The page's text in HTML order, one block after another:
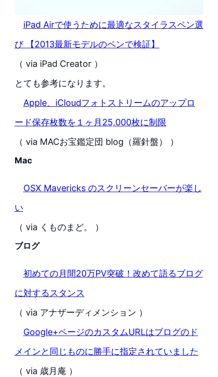
iPad Airで使うために最適なスタイラスペン選
び 【2013最新モデルのペンで検証】
（ via iPad Creator ）
とても参考になります。
Apple、iCloudフォトストリームのアップロ
ード保存枚数を１ヶ月25,000枚に制限
（ via MACお宝鑑定団 blog（羅針盤） ）
Mac
OSX Mavericks のスクリーンセーバーが楽し
い
（ via くものまど。 ）
ブログ
初めての月間20万PV突破！改めて語るブログ
に対するスタンス
（ via アナザーディメンション ）
Google+ページのカスタムURLはブログのド
メインと同じものに勝手に指定されていました
（ via 歳月庵 ）